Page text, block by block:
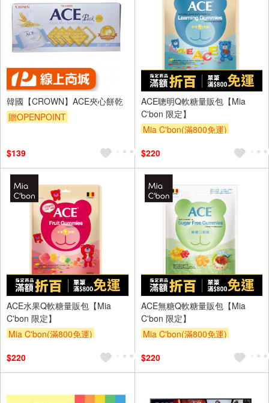
韓國【CROWN】ACE夾心餅乾
贈OPENPOINT
$139
ACE聰明Q軟糖量販包【Mia
C'bon 限定】
Mia C'bon(滿800免運)
$220
ACE水果Q軟糖量販包【Mia
C'bon 限定】
Mia C'bon(滿800免運)
$220
ACE無糖Q軟糖量販包【Mia
C'bon 限定】
Mia C'bon(滿800免運)
$220